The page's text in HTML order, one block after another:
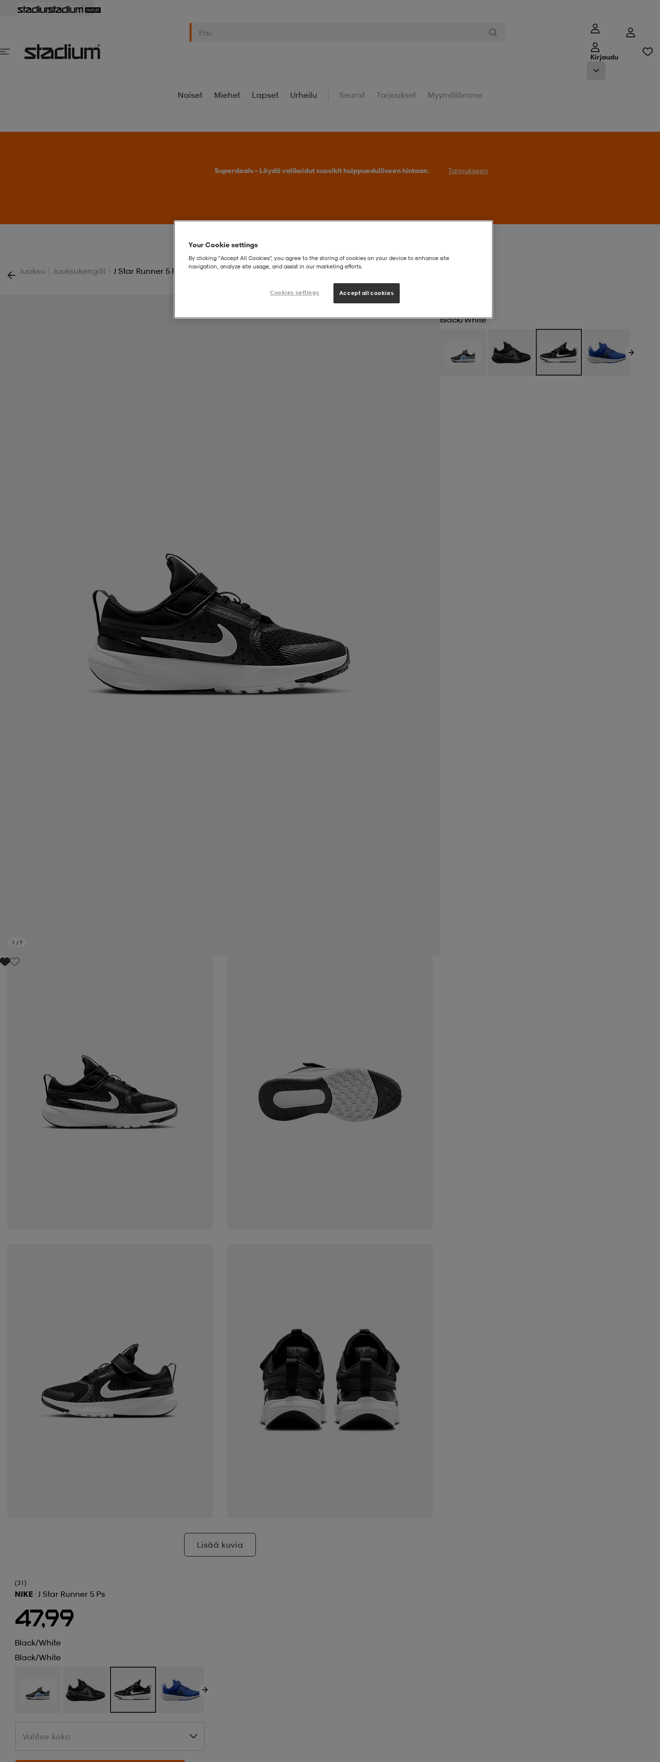
Kirjaudu
Naiset Miehet Lapset Urheilu Seurat Tarjoukset Myymälämme
Superdeals – Löydä valikoidut suosikit huippuedulliseen hintaan. Tarjoukseen
Juoksu | Juoksukengät | J Star Runner 5 Ps
1 / 7
Lisää kuvia
Black/white
(31)
NIKE J Star Runner 5 Ps
47,99
Black/white
Black/white
Valitse koko
Valitse koko
Your Cookie settings
By clicking “Accept All Cookies”, you agree to the storing of cookies on your device to enhance site
navigation, analyze site usage, and assist in our marketing efforts.
Cookies settings Accept all cookies